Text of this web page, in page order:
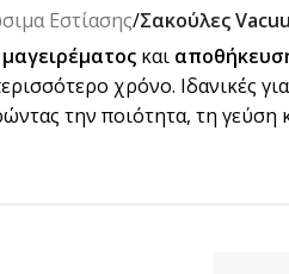
Εστίασης/Σακούλες
και
χρόνο. Ιδανικές
την ποιότητα, τη γεύση